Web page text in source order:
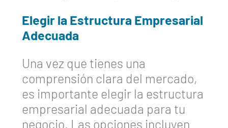
Elegir la Estructura Empresarial
Adecuada
Una vez que tienes una
comprensión clara del mercado,
es importante elegir la estructura
empresarial adecuada para tu
negocio. Las opciones incluyen